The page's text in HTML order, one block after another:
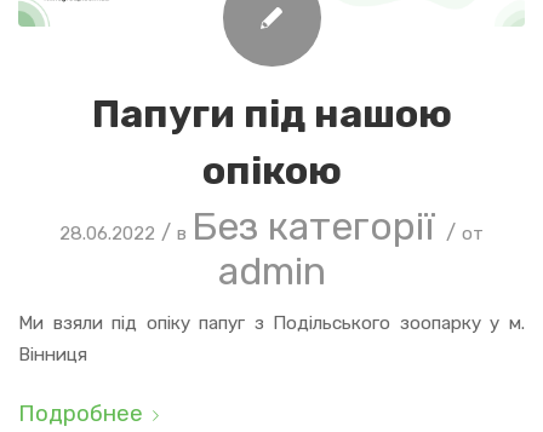
Папуги під нашою
опікою
28.06.2022 / в Без категорії / от
admin
Ми взяли під опіку папуг з Подільського зоопарку у м.
Вінниця
Подробнее